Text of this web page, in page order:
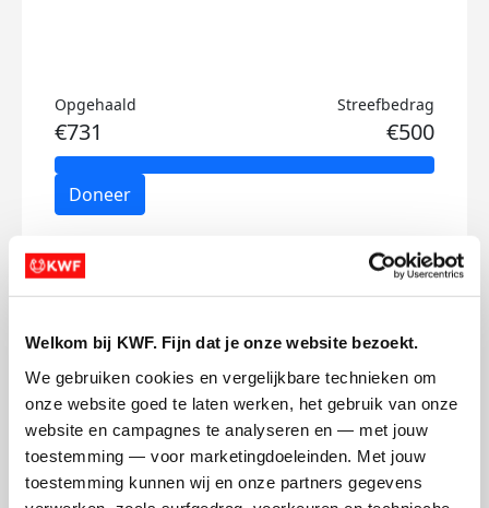
Welkom bij KWF. Fijn dat je onze website bezoekt.
We gebruiken cookies en vergelijkbare technieken om
onze website goed te laten werken, het gebruik van onze
website en campagnes te analyseren en — met jouw
toestemming — voor marketingdoeleinden. Met jouw
toestemming kunnen wij en onze partners gegevens
Opgehaald
€731
Streefbedrag
€500
Doneer